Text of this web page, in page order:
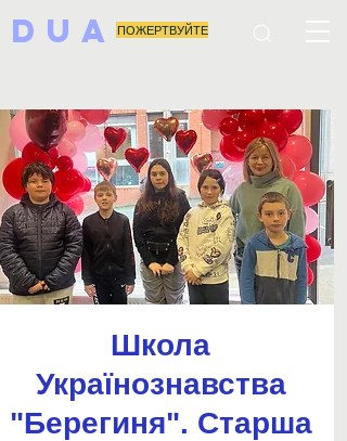
DUAПОЖЕРТВУЙТЕ
Школа
Українознавства
"Берегиня". Старша